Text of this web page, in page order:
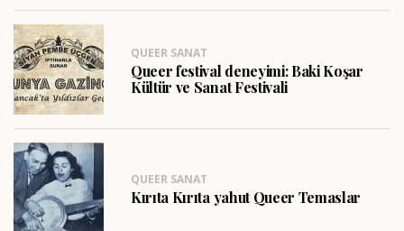
QUEER SANAT
Queer festival deneyimi: Baki Koşar
Kültür ve Sanat Festivali
QUEER SANAT
Kırıta Kırıta yahut Queer Temaslar